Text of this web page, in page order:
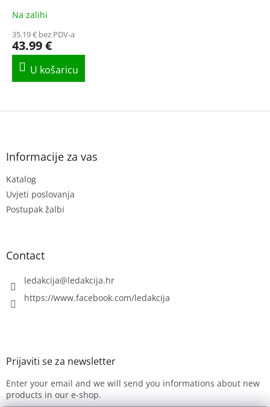
The
product
rating
5.0
out
Na zalihi
35.19 € bez PDV-a
43.99 €
F
Informacije za vas
Katalog
Uvjeti poslovanja
Postupak žalbi
Contact
ledakcija@ledakcija.hr
https://www.facebook.com/ledakcija
Enter your email and we will send you informations about new
products in our e-shop.